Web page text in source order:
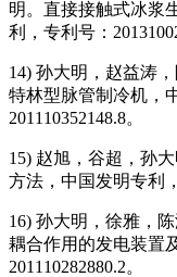
明。直接接触式冰浆
利，专利号：
14) 孙大明，赵益涛
特林型脉管制冷机，
201110352148.8。
15) 赵旭，谷超，孙
方法，中国发明专利
16) 孙大明，徐雅，
耦合作用的发电装置
201110282880.2。